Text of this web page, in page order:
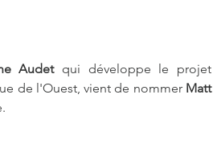
Audet qui développe le projet
de l'Ouest, vient de nommer Matt